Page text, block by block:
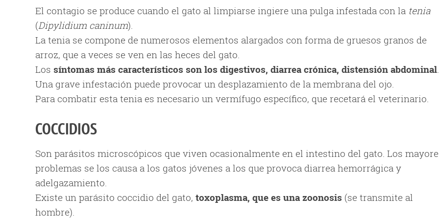
El contagio se produce cuando el gato al limpiarse ingiere una pulga infestada con la tenia
(Dipylidium caninum).
La tenia se compone de numerosos elementos alargados con forma de gruesos granos de
arroz, que a veces se ven en las heces del gato.
Los síntomas más característicos son los digestivos, diarrea crónica, distensión abdominal.
Una grave infestación puede provocar un desplazamiento de la membrana del ojo.
Para combatir esta tenia es necesario un vermífugo específico, que recetará el veterinario.
COCCIDIOS
Son parásitos microscópicos que viven ocasionalmente en el intestino del gato. Los
problemas se los causa a los gatos jóvenes a los que provoca diarrea hemorrágica y
adelgazamiento.
Existe un parásito coccidio del gato, toxoplasma, que es una zoonosis (se transmite al
hombre).